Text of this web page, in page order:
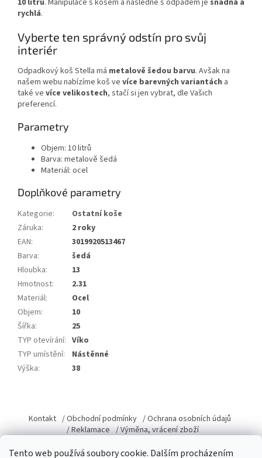
Tento web používá soubory cookie. Dalším procházením
rychlá.
Vyberte ten správný odstín pro svůj
interiér
Odpadkový koš Stella má metalově šedou barvu. Avšak na
našem webu nabízíme koš ve více barevných variantách a
také ve více velikostech, stačí si jen vybrat, dle Vašich
preferencí.
Parametry
Objem: 10 litrů
Barva: metalově šedá
Materiál: ocel
Doplňkové parametry
Kategorie:
Ostatní koše
Záruka:
2 roky
EAN:
3019920513467
Barva:
šedá
Hloubka:
13
Hmotnost:
2.31
Materiál:
Ocel
Objem:
10
Šířka:
25
TYP otevírání: Víko
TYP umístění:
Nástěnné
Výška: 38
p
a
Kontakt / Obchodní podmínky / Ochrana osobních údajů
/ Reklamace / Výměna, vrácení zboží